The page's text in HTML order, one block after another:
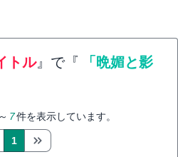
トル』で『
「晩媚と影
～ 7件を表示しています。
1